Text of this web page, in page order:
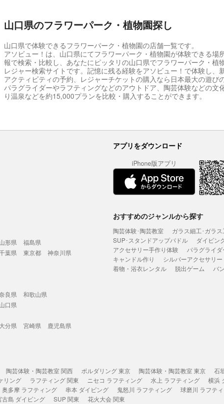
山口県のフラワーパーク・植物園探し
山口県で体験できるフラワーパーク・植物園の店舗一覧です。
アソビュー！は、山口県にてフラワーパーク・植物園が体験できる
報で検索・比較し、あなたにピッタリの山口県でフラワーパーク・
レジャー検索サイトです。記憶に残る経験をアソビュー！で体験し、
アクティビティの予約、レジャーチケットの購入なら日本最大の遊
パラグライダーやラフティングなどのアウトドア、陶芸体験などの
り温泉などを約15,000プランを比較・購入することができます。
アプリをダウンロード
iPhone版アプリ
山形県
福島県
葉県 東京都
神奈川県
良県
和歌山県
山口県
大分県 宮崎県
鹿児島県
おすすめのジャンルから探す
陶芸体験･陶芸教室
ガラス細工･ガラ
SUP･スタンドアップパドル
ダイビン
アクセサリー手作り体験
パラグライダ
キャンドル作り
シルバーアクセサリ
着物・浴衣レンタル
脱出ゲーム バ
陶芸体験・陶芸教室 関西 ボルダリング 東京 陶芸体験・陶芸教室 東京
石
リング ラフティング 関東 ニセコ ラフティング 水上 ラフティング
横浜
奥多摩 ラフティング 串本 ダイビング 鬼怒川 ラフティング
球磨川 ラフテ
古島 ダイビング SUP 関東 花火大会 関東